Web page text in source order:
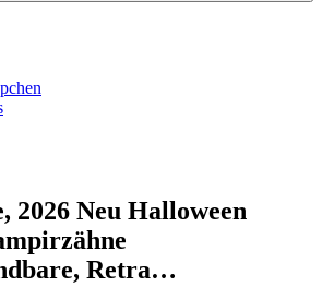
2026 Neu Halloween
Retra…